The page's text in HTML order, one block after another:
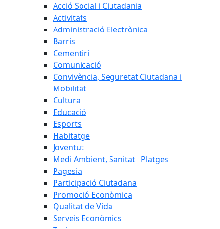
Acció Social i Ciutadania
Activitats
Administració Electrònica
Barris
Cementiri
Comunicació
Convivència, Seguretat Ciutadana i
Mobilitat
Cultura
Educació
Esports
Habitatge
Joventut
Medi Ambient, Sanitat i Platges
Pagesia
Participació Ciutadana
Promoció Econòmica
Qualitat de Vida
Serveis Econòmics